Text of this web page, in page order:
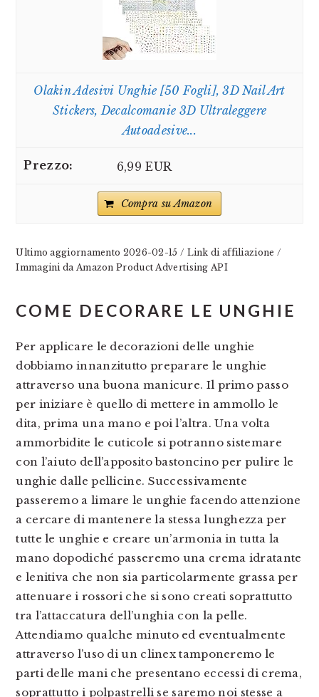
Olakin Adesivi Unghie [50 Fogli], 3D Nail Art
Stickers, Decalcomanie 3D Ultraleggere
Autoadesive...
6,99 EUR
Compra su Amazon
Ultimo aggiornamento 2026-02-15 / Link di affiliazione /
Immagini da Amazon Product Advertising API
COME DECORARE LE UNGHIE
Per applicare le decorazioni delle unghie
dobbiamo innanzitutto preparare le unghie
attraverso una buona manicure. Il primo passo
per iniziare è quello di mettere in ammollo le
dita, prima una mano e poi l’altra. Una volta
ammorbidite le cuticole si potranno sistemare
con l’aiuto dell’apposito bastoncino per pulire le
unghie dalle pellicine. Successivamente
passeremo a limare le unghie facendo attenzione
a cercare di mantenere la stessa lunghezza per
tutte le unghie e creare un’armonia in tutta la
mano dopodiché passeremo una crema idratante
e lenitiva che non sia particolarmente grassa per
attenuare i rossori che si sono creati soprattutto
tra l’attaccatura dell’unghia con la pelle.
Attendiamo qualche minuto ed eventualmente
attraverso l’uso di un clinex tamponeremo le
parti delle mani che presentano eccessi di crema,
soprattutto i polpastrelli se saremo noi stesse a